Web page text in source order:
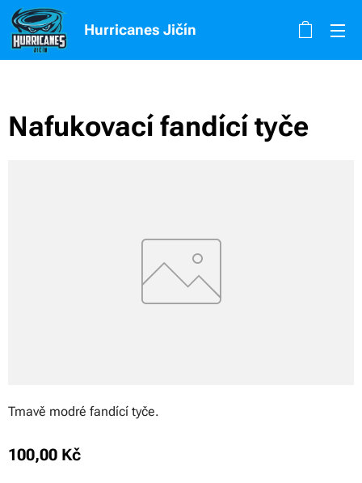
Hurricanes Jičín
Nafukovací fandící tyče
Tmavě modré fandící tyče.
100,00 Kč